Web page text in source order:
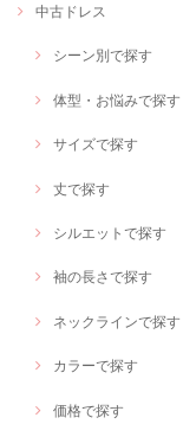
中古ドレス
シーン別で探す
体型・お悩みで探す
サイズで探す
丈で探す
シルエットで探す
袖の長さで探す
ネックラインで探す
カラーで探す
価格で探す